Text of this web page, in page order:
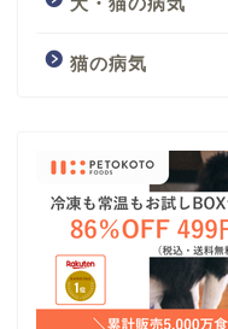
猫の病気